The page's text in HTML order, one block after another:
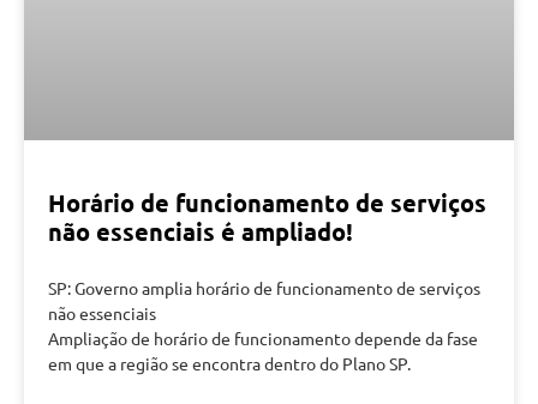
Horário de funcionamento de serviços
não essenciais é ampliado!
SP: Governo amplia horário de funcionamento de serviços
não essenciais
Ampliação de horário de funcionamento depende da fase
em que a região se encontra dentro do Plano SP.